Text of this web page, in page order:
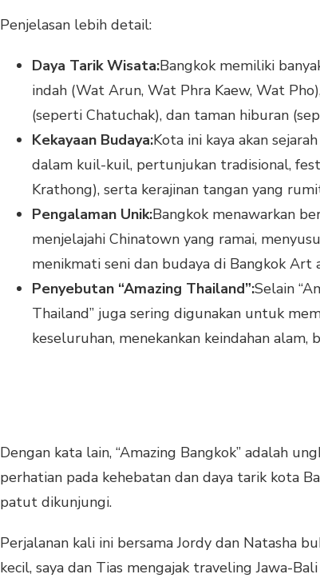
Penjelasan lebih detail:
Daya Tarik Wisata:Bangkok memiliki
indah (Wat Arun, Wat Phra Kaew, Wat
(seperti Chatuchak), dan taman hiburan
Kekayaan Budaya:Kota ini kaya akan
dalam kuil-kuil, pertunjukan tradisional,
Krathong), serta kerajinan tangan yang
Pengalaman Unik:Bangkok menawarkan
menjelajahi Chinatown yang ramai,
menikmati seni dan budaya di Bangkok Art
Penyebutan “Amazing Thailand”:Selain
Thailand” juga sering digunakan untuk
keseluruhan, menekankan keindahan alam,
Dengan kata lain, “Amazing Bangkok” adalah
perhatian pada kehebatan dan daya tarik kota
patut dikunjungi.
Perjalanan kali ini bersama Jordy dan Natasha
kecil, saya dan Tias mengajak traveling Jawa-